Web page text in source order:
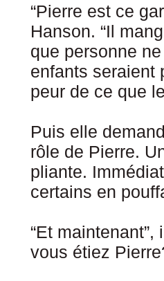
“Pierre est ce
Hanson. “Il
que personne
enfants seraient
peur de ce que
Puis elle
rôle de Pierre.
pliante.
certains en
“Et
vous étiez